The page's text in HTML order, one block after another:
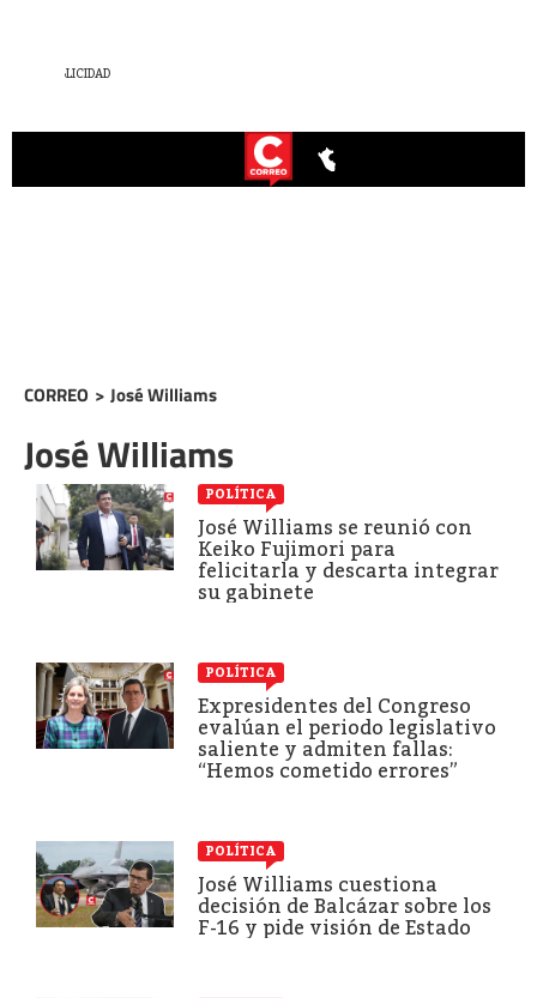
CORREO > José Williams
José Williams
POLÍTICA
José Williams se reunió con
Keiko Fujimori para
felicitarla y descarta integrar
su gabinete
POLÍTICA
Expresidentes del Congreso
evalúan el periodo legislativo
saliente y admiten fallas:
“Hemos cometido errores”
POLÍTICA
José Williams cuestiona
decisión de Balcázar sobre los
F-16 y pide visión de Estado